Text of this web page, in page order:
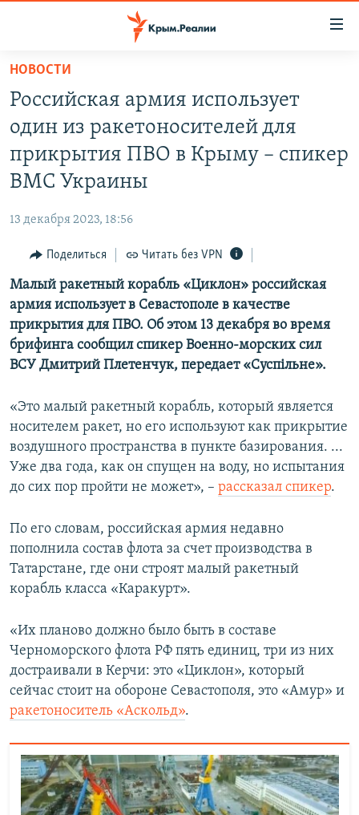
Вернуться
основному
содержанию
главной
Вернутся
поиску
КАРТА ВОЕННЫХ ОБЪЕКТОВ КРЫМА
ИСТОРИЯ
ИНТЕРАКТИВ
ИНФОГРАФИКА
ТЕЛЕПРОЕКТ КРЫМ.РЕАЛИИ
СОВЕТЫ ПРАВОЗАЩИТНИКОВ
ПРОПАВШИЕ БЕЗ ВЕСТИ
ПОБЕДИТЕЛЕЙ НЕ СУДЯТ?
КРЫМ.НЕПОКОРЕННЫЙ
ELIFBE
УКРАИНСКАЯ ПРОБЛЕМА КРЫМА
РАДІО СВОБОДА
КАК ОБОЙТИ БЛОКИРОВКУ
Українською
Qırımtatar
ПРИСОЕДИНЯЙТЕСЬ!
Все сайты RFE/RL
НОВОСТИ
Российская армия использует
один из ракетоносителей для
прикрытия ПВО в Крыму – спикер
ВМС Украины
13 декабря 2023, 18:56
Поделиться Читать без VPN
Малый ракетный корабль «Циклон» российская
армия использует в Севастополе в качестве
прикрытия для ПВО. Об этом 13 декабря во время
брифинга сообщил спикер Военно-морских сил
ВСУ Дмитрий Плетенчук, передает «Суспільне».
«Это малый ракетный корабль, который является
носителем ракет, но его используют как прикрытие
воздушного пространства в пункте базирования. ...
Уже два года, как он спущен на воду, но испытания
до сих пор пройти не может», – рассказал спикер.
По его словам, российская армия недавно
пополнила состав флота за счет производства в
Татарстане, где они строят малый ракетный
корабль класса «Каракурт».
«Их планово должно было быть в составе
Черноморского флота РФ пять единиц, три из них
достраивали в Керчи: это «Циклон», который
сейчас стоит на обороне Севастополя, это «Амур» и
ракетоноситель «Аскольд».